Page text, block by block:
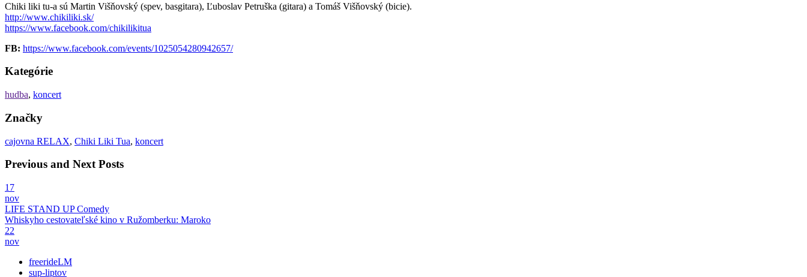
Chiki liki tu-a sú Martin Višňovský (spev, basgitara), Ľuboslav Petruška (gitara) a Tomáš Višňovský (bicie).
http://www.chikiliki.sk/
https://www.facebook.com/chikilikitua
FB: https://www.facebook.com/events/1025054280942657/
Kategórie
hudba, koncert
Značky
cajovna RELAX, Chiki Liki Tua, koncert
Previous and Next Posts
17
nov
LIFE STAND UP Comedy
Whiskyho cestovateľské kino v Ružomberku: Maroko
22
nov
freerideLM
sup-liptov